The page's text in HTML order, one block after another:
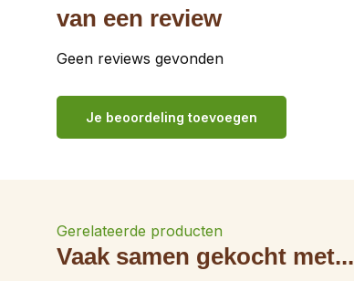
van een review
Geen reviews gevonden
Je beoordeling toevoegen
Gerelateerde producten
Vaak samen gekocht met...